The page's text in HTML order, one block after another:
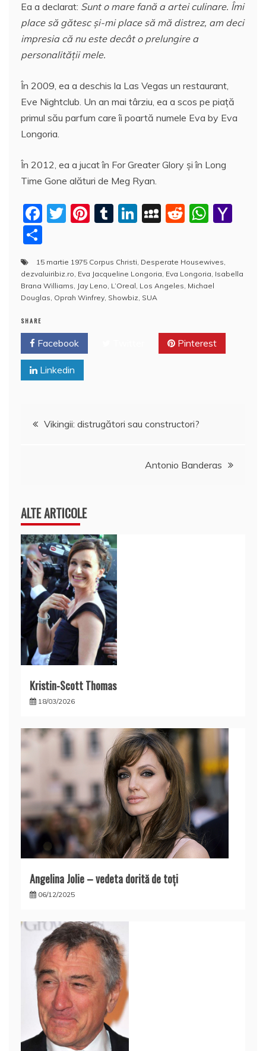
Ea a declarat: Sunt o mare fană a artei culinare. Îmi
place să gătesc şi-mi place să mă distrez, am deci
impresia că nu este decât o prelungire a
personalităţii mele.
În 2009, ea a deschis la Las Vegas un restaurant,
Eve Nightclub. Un an mai târziu, ea a scos pe piaţă
primul său parfum care îi poartă numele Eva by Eva
Longoria.
În 2012, ea a jucat în For Greater Glory şi în Long
Time Gone alături de Meg Ryan.
F
e
b
o
o
k
T
er
Pi
e
st
T
bl
r
Li
e
dI
n
M
p
a
e
R
di
t
W
s
A
p
o
a
rt
aj
a
z
ă
15 martie 1975 Corpus Christi, Desperate Housewives,
dezvaluiribiz.ro, Eva Jacqueline Longoria, Eva Longoria, Isabella
Brana Williams, Jay Leno, L’Oreal, Los Angeles, Michael
Douglas, Oprah Winfrey, Showbiz, SUA
SHARE
Facebook Pinterest
Linkedin
Navigare
Vikingii: distrugători sau constructori?
Antonio Banderas
ALTE ARTICOLE
Kristin-Scott Thomas
18/03/2026
Angelina Jolie – vedeta dorită de toți
06/12/2025